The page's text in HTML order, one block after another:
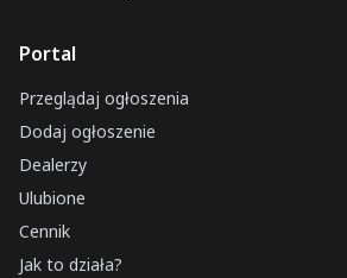
Portal
Przeglądaj ogłoszenia
Dodaj ogłoszenie
Dealerzy
Ulubione
Cennik
Jak to działa?